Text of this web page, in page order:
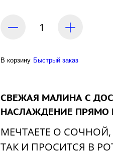
В корзину Быстрый заказ
СВЕЖАЯ МАЛИНА С
НАСЛАЖДЕНИЕ ПРЯМО
МЕЧТАЕТЕ О
ТАК И ПРОСИТСЯ В